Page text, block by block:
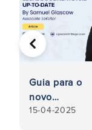
Guia para o
novo
exercício
15-04-2025
ANTERIOR